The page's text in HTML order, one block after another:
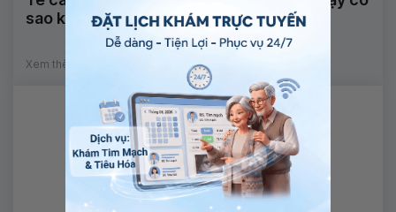
sao không?
Xem thêm